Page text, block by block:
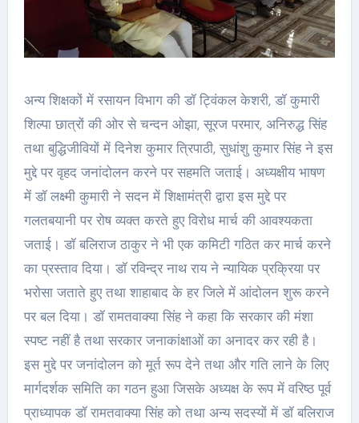
अन्य शिक्षकों में रसायन विभाग की डॉ ट्विंकल केशरी, डॉ कुमारी
शिल्पा छात्रों की ओर से चन्दन ओझा, सूरज परमार, अनिरुद्ध सिंह
तथा बुद्धिजीवियों में दिनेश कुमार त्रिपाठी, सुधांशु कुमार सिंह ने इस
मुद्दे पर वृहद जनांदोलन करने पर सहमति जताई। अध्यक्षीय भाषण
में डॉ लक्ष्मी कुमारी ने सदन में शिक्षामंत्री द्वारा इस मुद्दे पर
गलतबयानी पर रोष व्यक्त करते हुए विरोध मार्च की आवश्यकता
जताई। डॉ बलिराज ठाकुर ने भी एक कमिटी गठित कर मार्च करने
का प्रस्ताव दिया। डॉ रविन्द्र नाथ राय ने न्यायिक प्रक्रिया पर
भरोसा जताते हुए तथा शाहाबाद के हर जिले में आंदोलन शुरू करने
पर बल दिया। डॉ रामतवाक्या सिंह ने कहा कि सरकार की मंशा
स्पष्ट नहीं है तथा सरकार जनाकांक्षाओं का अनादर कर रही है।
इस मुद्दे पर जनांदोलन को मूर्त रूप देने तथा और गति लाने के लिए
मार्गदर्शक समिति का गठन हुआ जिसके अध्यक्ष के रूप में वरिष्ठ पूर्व
प्राध्यापक डॉ रामतवाक्या सिंह को तथा अन्य सदस्यों में डॉ बलिराज